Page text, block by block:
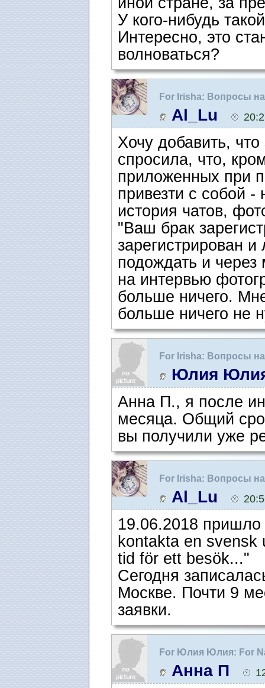
У кого-нибудь
Интересно, это
волноваться?
For Irisha: Вопросы
интервью
Al_Lu
Хочу добавить,
спросила, что,
приложенных при
привезти с собой
история чатов,
"Ваш брак
зарегистрирован
подождать и через
на интервью
больше ничего.
больше ничего не
For Irisha: Вопросы
интервью
Юлия
Анна П., я после
месяца. Общий
вы получили уже
For Irisha: Вопросы
интервью
Al_Lu
19.06.2018 пришло
kontakta en svensk
tid för ett besök..."
Сегодня
Москве. Почти 9
заявки.
For Юлия Юлия: For
жительство для
Анна П